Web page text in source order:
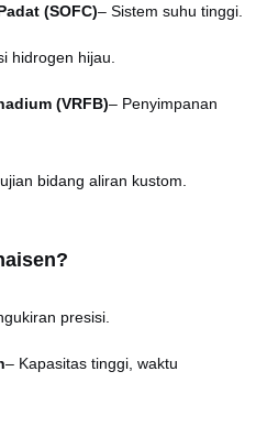
(SOFC)– Sistem suhu tinggi.
hidrogen hijau.
(VRFB)– Penyimpanan
bidang aliran kustom.
presisi.
– Kapasitas tinggi, waktu